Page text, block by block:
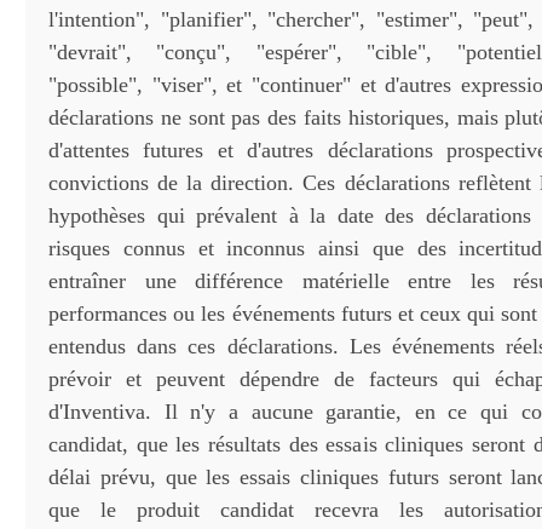
l'intention", "planifier", "chercher", "estimer",
"devrait", "conçu", "espérer", "cible",
"possible", "viser", et "continuer" et d'autres
déclarations ne sont pas des faits historiques, mais
d'attentes futures et d'autres déclarations
convictions de la direction. Ces déclarations reflètent
hypothèses qui prévalent à la date des
risques connus et inconnus ainsi que des
entraîner une différence matérielle entre les
performances ou les événements futurs et ceux qui
entendus dans ces déclarations. Les événements
prévoir et peuvent dépendre de facteurs qui
d'Inventiva. Il n'y a aucune garantie, en ce qui
candidat, que les résultats des essais cliniques seront
délai prévu, que les essais cliniques futurs seront
que le produit candidat recevra les